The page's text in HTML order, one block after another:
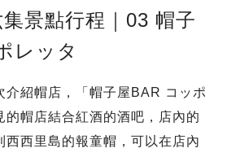
景點行程｜03 帽子
レッタ
介紹帽店，「帽子屋BAR コッポ
的帽店結合紅酒的酒吧，店內的
西西里島的報童帽，可以在店內